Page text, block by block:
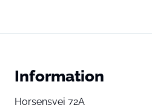
Information
Horsensvej 72A